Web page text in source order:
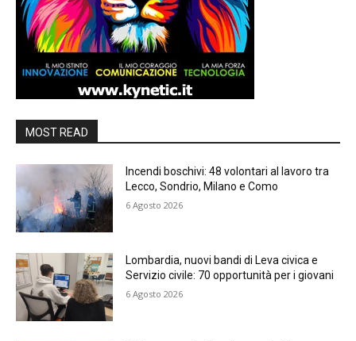
MOST READ
Incendi boschivi: 48 volontari al lavoro tra
Lecco, Sondrio, Milano e Como
6 Agosto 2026
Lombardia, nuovi bandi di Leva civica e
Servizio civile: 70 opportunità per i giovani
6 Agosto 2026